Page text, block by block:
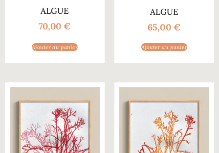
ALGUE
70,00 €
Ajouter au panier
ALGUE
65,00 €
Ajouter au panier